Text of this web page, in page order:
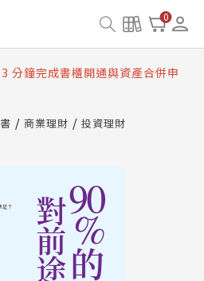
0
位閱讀資產合併與書櫃開通申請
櫃開通常見問題
3 分鐘完成書櫃開通與資產合併申
位閱讀資產合併與書櫃開通申請
商業理財
投資理財